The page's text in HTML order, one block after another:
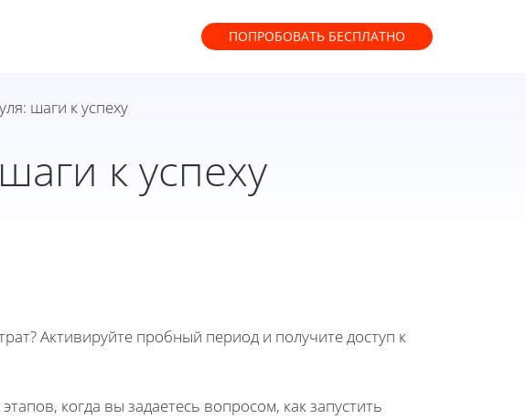
ПОПРОБОВАТЬ БЕСПЛАТНО
шаги к успеху
к успеху
Активируйте пробный период и получите доступ к
когда вы задаетесь вопросом, как запустить